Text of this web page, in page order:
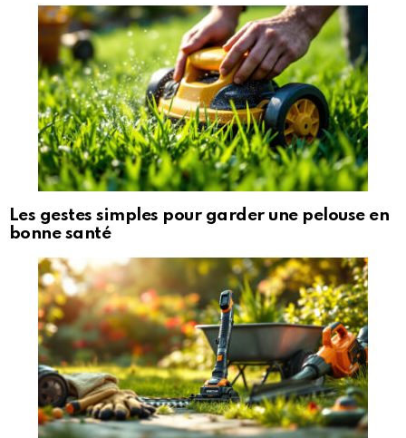
Les gestes simples pour garder une pelouse en
bonne santé